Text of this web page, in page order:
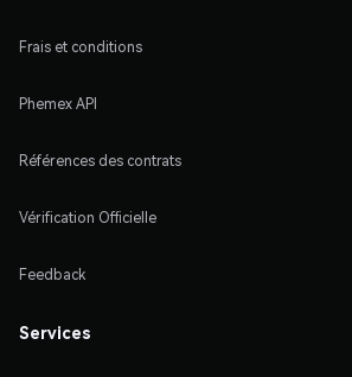
Frais et conditions
Phemex API
Références des contrats
Vérification Officielle
Feedback
Services